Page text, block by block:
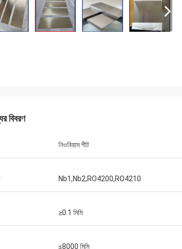
সহায়তা আমাকে অনেক
বিবরণ
নিওবিয়াম শীট
Nb1,Nb2,RO4200,RO4210
≥0.1 মিমি
≤8000 মিমি